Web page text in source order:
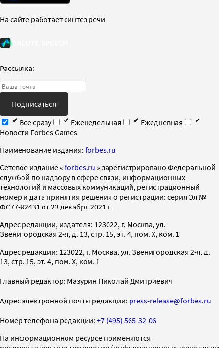
На сайте работает синтез речи
Рассылка:
Подписаться
Все сразу
Еженедельная
Ежедневная
Новости Forbes Games
Наименование издания: forbes.ru
Cетевое издание « forbes.ru » зарегистрировано Федеральной
службой по надзору в сфере связи, информационных
технологий и массовых коммуникаций, регистрационный
номер и дата принятия решения о регистрации: серия Эл №
ФС77-82431 от 23 декабря 2021 г.
Адрес редакции, издателя: 123022, г. Москва, ул.
Звенигородская 2-я, д. 13, стр. 15, эт. 4, пом. X, ком. 1
Адрес редакции: 123022, г. Москва, ул. Звенигородская 2-я, д.
13, стр. 15, эт. 4, пом. X, ком. 1
Главный редактор: Мазурин Николай Дмитриевич
Адрес электронной почты редакции: press-release@forbes.ru
Номер телефона редакции: +7 (495) 565-32-06
На информационном ресурсе применяются